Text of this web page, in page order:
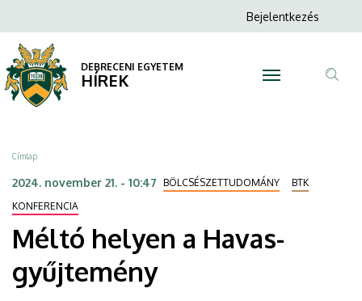
helyen
a
Havas-
gyűjtemény
DEBRECENI
EGYETEM
a
tartalomra
Anonim
menüje
Bejelentkezés
DEBRECENI EGYETEM
HÍREK
Morzsa
Címlap
2024. november 21. - 10:47 BÖLCSÉSZETTUDOMÁNY
BTK
KONFERENCIA
Méltó helyen a Havas-
gyűjtemény